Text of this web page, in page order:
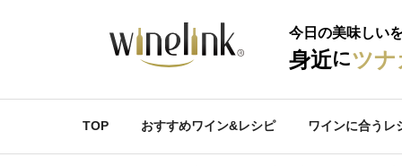
今日の美味しい
身近にツナ
TOP おすすめワイン&レシピ ワインに合うレ